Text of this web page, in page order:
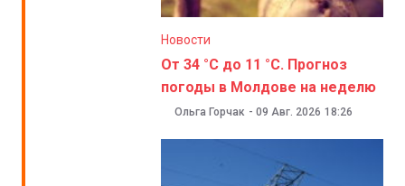
Новости
От 34 °C до 11 °C. Прогноз
погоды в Молдове на неделю
Ольга Горчак - 09 Авг. 2026 18:26